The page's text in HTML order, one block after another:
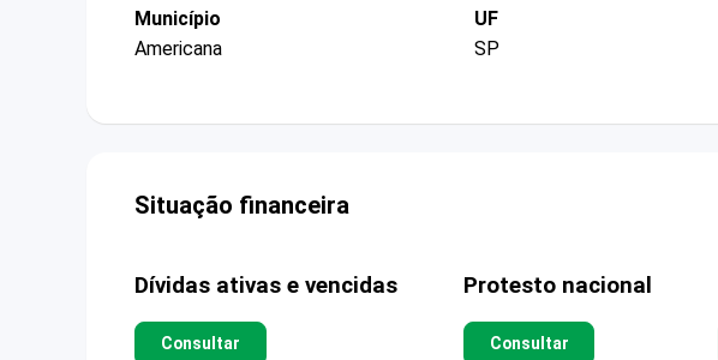
Município
Americana
UF
SP
Situação financeira
Dívidas ativas e vencidas
Consultar
Protesto nacional
Consultar